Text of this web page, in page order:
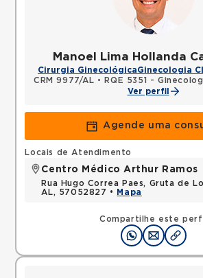
Manoel Lima Hollanda
Cirurgia GinecológicaGinecologia
CRM 9977/AL •
RQE 5351 -
Ver perfil
Agende uma
Compartilhe este
Locais de Atendimento
Centro Médico Arthur Ramos
Rua Hugo Correa Paes, Gruta de
AL, 57052827 •
Mapa